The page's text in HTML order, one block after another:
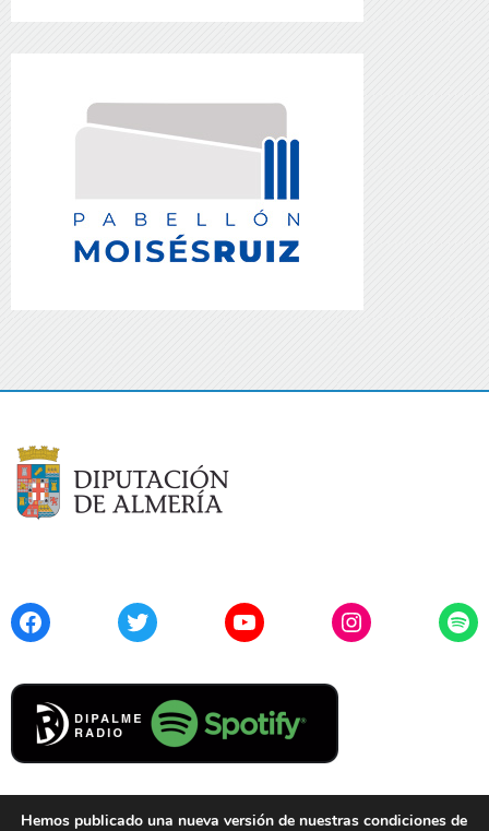
FacebookTwitter YouTubeInstagram
Hemos publicado una nueva versión de nuestras condiciones de